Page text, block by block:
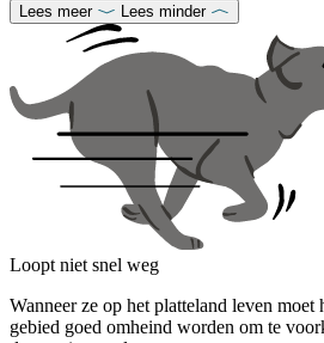
Lees meer Lees minder
Loopt niet snel weg
Wanneer ze op het platteland leven moet
gebied goed omheind worden om te